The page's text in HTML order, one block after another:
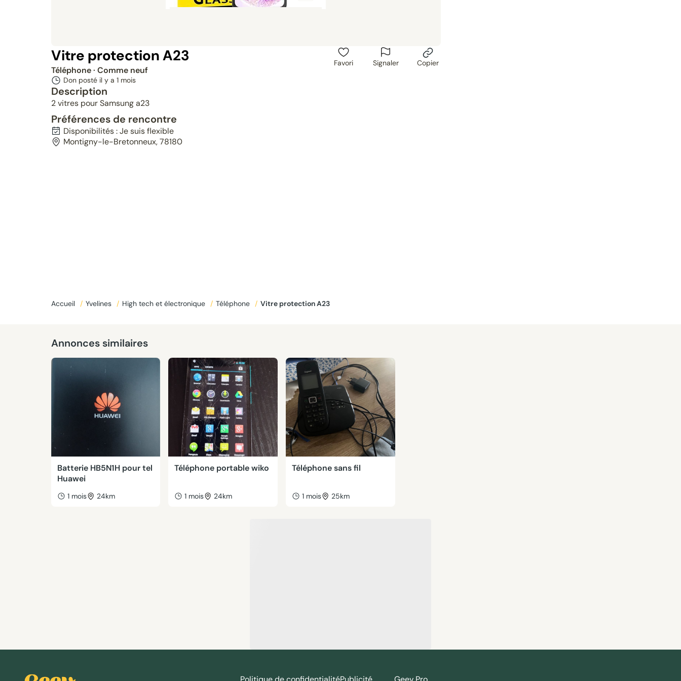
Vitre protection A23
Téléphone· Comme neuf
Don posté il y a 1 mois
Description
2 vitres pour Samsung a23
Favori Signaler Copier
Préférences de rencontre
Disponibilités : Je suis flexible
Montigny-le-Bretonneux, 78180
Accueil / Yvelines / High tech et électronique / Téléphone / Vitre protection A23
Annonces similaires
Batterie HB5N1H pour tel
Huawei
1 mois 24km
Téléphone portable wiko
1 mois 24km
Téléphone sans fil
1 mois 25km